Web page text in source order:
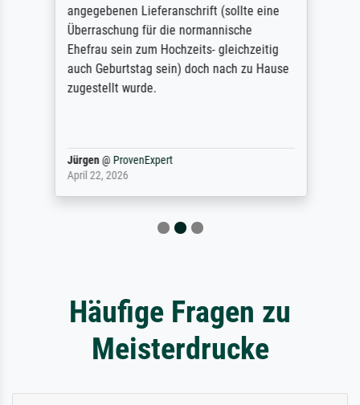
angegebenen Lieferanschrift (sollte eine
Überraschung für die normannische
Ehefrau sein zum Hochzeits- gleichzeitig
auch Geburtstag sein) doch nach zu Hause
zugestellt wurde.
Jürgen@ ProvenExpert
April 22, 2026
Häufige Fragen zu
Meisterdrucke